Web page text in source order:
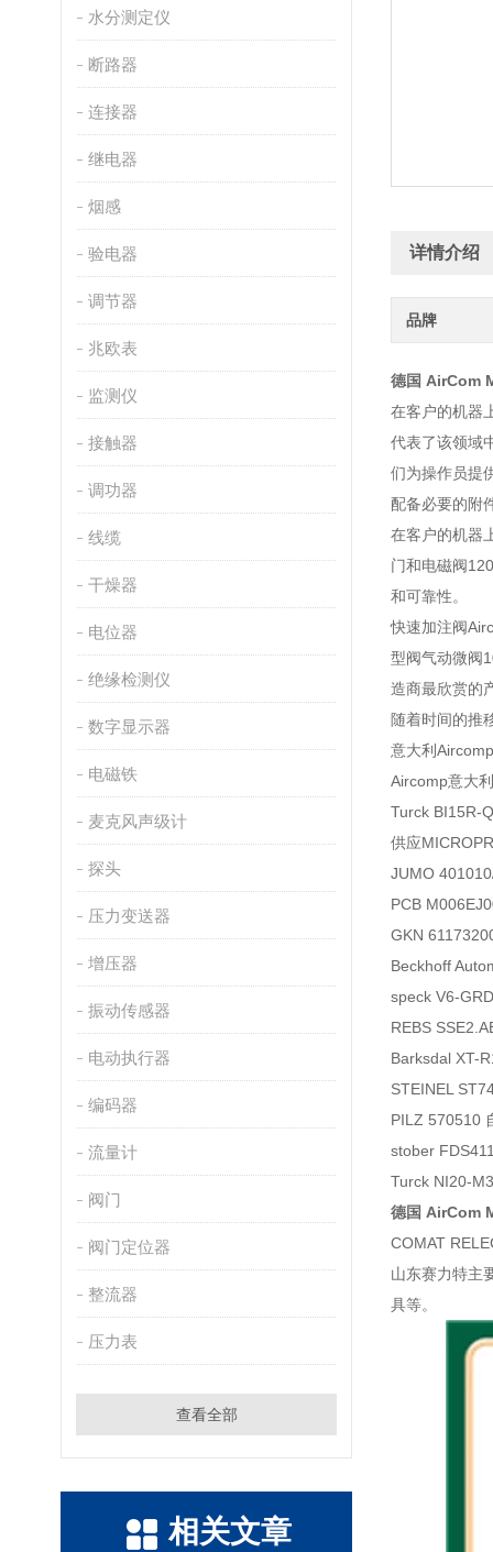
水分测定仪
断路器
连接器
继电器
烟感
验电器
调节器
兆欧表
监测仪
接触器
调功器
线缆
干燥器
电位器
绝缘检测仪
数字显示器
电磁铁
麦克风声级计
探头
压力变送器
增压器
振动传感器
电动执行器
编码器
流量计
阀门
阀门定位器
整流器
压力表
查看全部
相关文章
详情介绍
品牌
德国 AirCom
在客户的机器
代表了该领域
们为操作员提
配备必要的附
在客户的机器
门和电磁阀
和可靠性。
快速加注阀
型阀气动微阀
造商最欣赏的
随着时间的推
意大利
Aircomp意大
Turck BI15R-
供应
JUMO
PCB
GKN
Beckhoff
speck V6-
REBS
Barksdal XT-
STEINEL
PILZ 570510
stober
Turck NI20-
德国 AirCom
COMAT
山东赛力特主
具等。